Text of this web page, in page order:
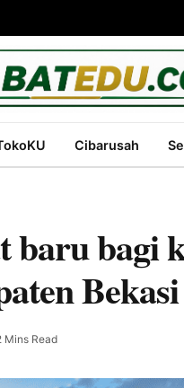
Cibarusah
baru bagi
Bekasi
Mins Read